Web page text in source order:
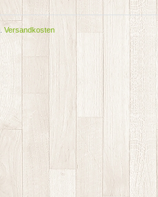
Versandkosten